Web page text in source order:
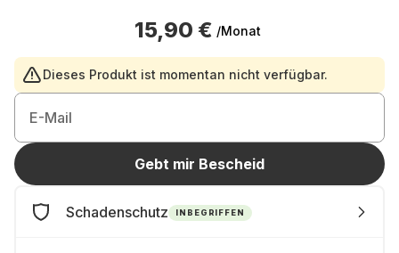
15,90 € /Monat
Dieses Produkt ist momentan nicht verfügbar.
E-Mail
Gebt mir Bescheid
Schadenschutz INBEGRIFFEN